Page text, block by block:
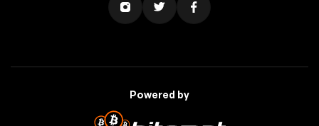
Powered by